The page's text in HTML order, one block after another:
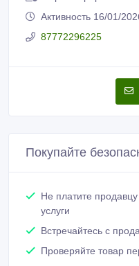
Активность 16/01/
87772296225
Покупайте
Не платите
услуги
Встречайтесь с
Проверяйте товар